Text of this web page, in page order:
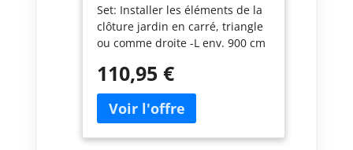
Antique, Design Antique,
Ornements, H x L : 33 x
900 cm, Noir
Set: Installer les éléments de la
clôture jardin en carré, triangle
ou comme droite -L env. 900 cm
composé de 16 éléments pour
délimiter massifs, pelouse et
chemins Accroche-regard: La
clôture potager séduit en style
vintage - Design antique noir
110,95 €